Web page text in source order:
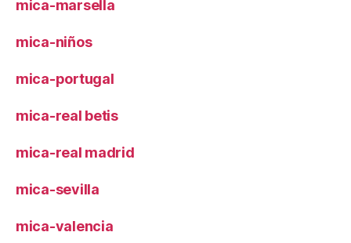
mica-marsella
mica-niños
mica-portugal
mica-real betis
mica-real madrid
mica-sevilla
mica-valencia